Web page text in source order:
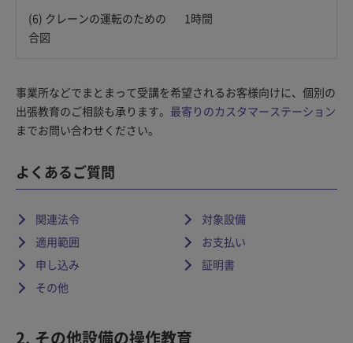
(6) クレーンの運転のための
合図
1時間
事業所などでまとまって受講を希望されるお客様向けに、個別の
出張教育のご相談も承ります。 最寄りのカスタマーステーション
までお問い合わせください。
よくあるご質問
関連法令
対象設備
適用範囲
お支払い
申し込み
証明書
その他
2. その他設備の操作教育